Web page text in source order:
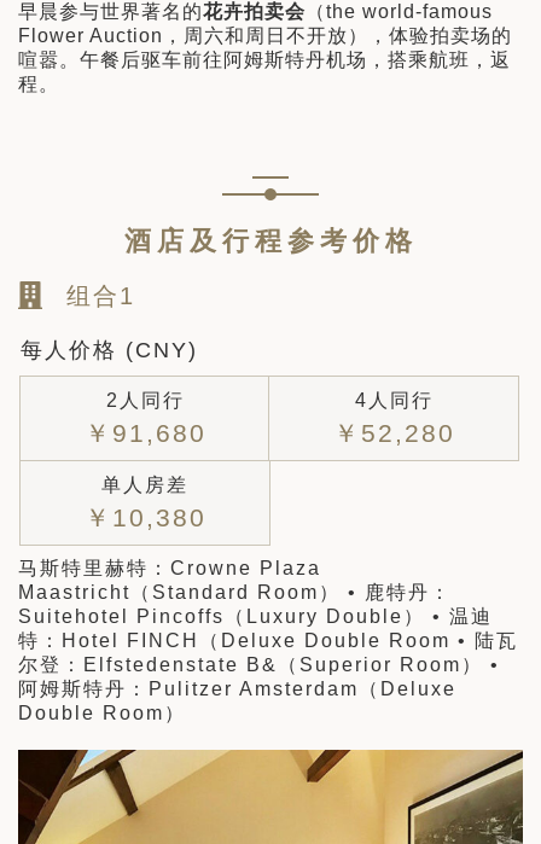
早晨参与世界著名的花卉拍卖会 （the world-famous
Flower Auction，周六和周日不开放），体验拍卖场的
喧嚣。午餐后驱车前往阿姆斯特丹机场，搭乘航班，返
程。
酒店及行程参考价格
组合1
每人价格 (CNY)
2人同行
￥91,680
4人同行
￥52,280
单人房差
￥10,380
马斯特里赫特：Crowne Plaza
Maastricht（Standard Room） • 鹿特丹：
Suitehotel Pincoffs（Luxury Double） • 温迪
特：Hotel FINCH（Deluxe Double Room • 陆瓦
尔登：Elfstedenstate B&（Superior Room） •
阿姆斯特丹：Pulitzer Amsterdam（Deluxe
Double Room）